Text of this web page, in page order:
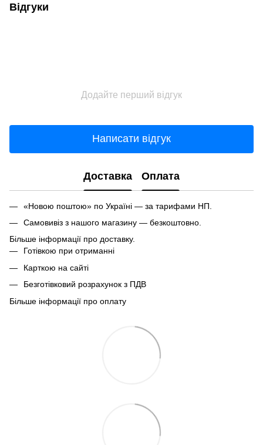
Відгуки
Додайте перший відгук
Написати відгук
Доставка Оплата
«Новою поштою» по Україні — за тарифами НП.
Самовивіз з нашого магазину — безкоштовно.
Більше інформації про доставку.
Готівкою при отриманні
Карткою на сайті
Безготівковий розрахунок з ПДВ
Більше інформації про оплату